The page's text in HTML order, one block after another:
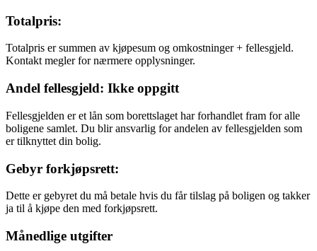
Totalpris:
Totalpris er summen av kjøpesum og omkostninger + fellesgjeld.
Kontakt megler for nærmere opplysninger.
Andel fellesgjeld: Ikke oppgitt
Fellesgjelden er et lån som borettslaget har forhandlet fram for alle
boligene samlet. Du blir ansvarlig for andelen av fellesgjelden som
er tilknyttet din bolig.
Gebyr forkjøpsrett:
Dette er gebyret du må betale hvis du får tilslag på boligen og takker
ja til å kjøpe den med forkjøpsrett.
Månedlige utgifter